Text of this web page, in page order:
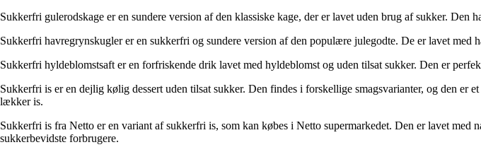
Sukkerfri gulerodskage er en sundere version af den klassiske kage, der er lavet uden brug af sukker.
Sukkerfri havregrynskugler er en sukkerfri og sundere version af den populære julegodte. De er lavet med
Sukkerfri hyldeblomstsaft er en forfriskende drik lavet med hyldeblomst og uden tilsat sukker. Den er
Sukkerfri is er en dejlig kølig dessert uden tilsat sukker. Den findes i forskellige smagsvarianter, og den er
lækker is.
Sukkerfri is fra Netto er en variant af sukkerfri is, som kan købes i Netto supermarkedet. Den er lavet
sukkerbevidste forbrugere.